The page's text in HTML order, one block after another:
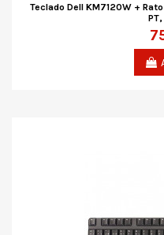
Teclado Dell KM7120W +